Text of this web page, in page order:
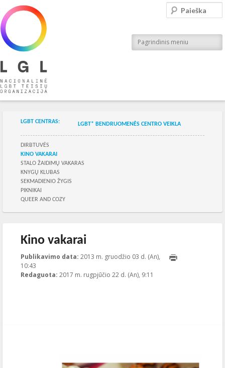
Nacionalinė LGBT teisių organizacija
Pagrindinis meniu
Paieška
Skilties meniu
LGBT CENTRAS: LGBT* BENDRUOMENĖS CENTRO VEIKLA
Skilties meniu
DIRBTUVĖS
KINO VAKARAI
STALO ŽAIDIMŲ VAKARAS
KNYGŲ KLUBAS
SEKMADIENIO ŽYGIS
PIKNIKAI
QUEER AND COZY
Kino vakarai
Publikavimo data: 2013 m. gruodžio 03 d. (An),
10:43
Redaguota: 2017 m. rugpjūčio 22 d. (An), 9:11